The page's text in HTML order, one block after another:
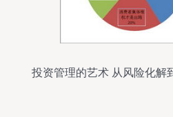
投资管理的艺术 从风险化解